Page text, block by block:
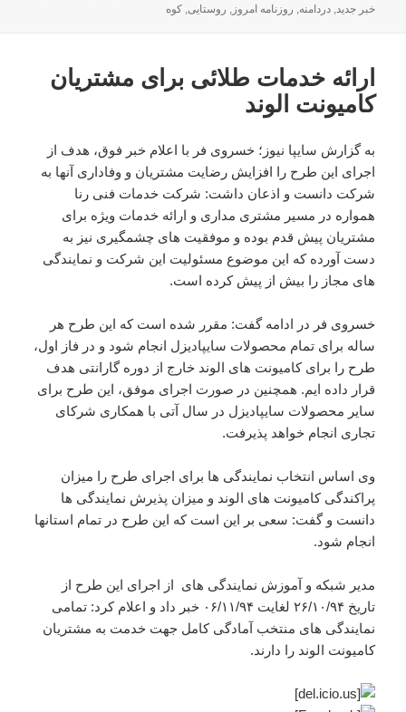
شده
خبر جدید,دردامنه, روزنامه امروز, روستایی,کوه
ارائه خدمات طلائی برای مشتریان
کامیونت الوند
به گزارش سایپا نیوز؛ خسروی فر با اعلام خبر فوق، هدف از
اجرای این طرح را افزایش رضایت مشتریان و وفاداری آنها به
شرکت دانست و اذعان داشت: شرکت خدمات فنی رنا
همواره در مسیر مشتری مداری و ارائه خدمات ویژه برای
مشتریان پیش قدم بوده و موفقیت های چشمگیری نیز به
دست آورده که این موضوع مسئولیت این شرکت و نمایندگی
های مجاز را بیش از پیش کرده است.
خسروی فر در ادامه گفت: مقرر شده است که این طرح هر
ساله برای تمام محصولات سایپادیزل انجام شود و در فاز اول،
طرح را برای کامیونت های الوند خارج از دوره گارانتی هدف
قرار داده ایم. همچنین در صورت اجرای موفق، این طرح برای
سایر محصولات سایپادیزل در سال آتی با همکاری شرکای
تجاری انجام خواهد پذیرفت.
وی اساس انتخاب نمایندگی ها برای اجرای طرح را میزان
پراکندگی کامیونت های الوند و میزان پذیرش نمایندگی ها
دانست و گفت: سعی بر این است که این طرح در تمام استانها
انجام شود.
مدیر شبکه و آموزش نمایندگی های از اجرای این طرح از
تاریخ ۲۶/۱۰/۹۴ لغایت ۰۶/۱۱/۹۴ خبر داد و اعلام کرد: تمامی
نمایندگی های منتخب آمادگی کامل جهت خدمت به مشتریان
کامیونت الوند را دارند.